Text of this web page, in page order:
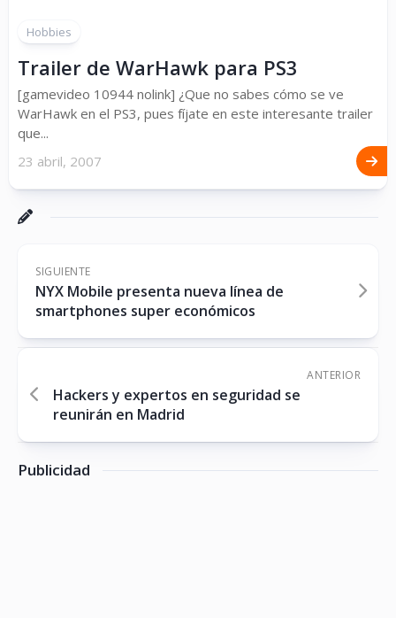
Hobbies
Trailer de WarHawk para PS3
[gamevideo 10944 nolink] ¿Que no sabes cómo se ve
WarHawk en el PS3, pues fíjate en este interesante trailer
que...
23 abril, 2007
SIGUIENTE
NYX Mobile presenta nueva línea de
smartphones super económicos
ANTERIOR
Hackers y expertos en seguridad se
reunirán en Madrid
Publicidad